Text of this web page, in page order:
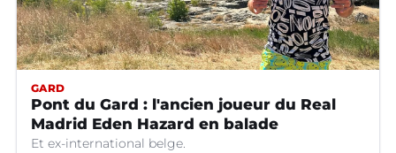
GARD
Pont du Gard : l'ancien joueur du Real
Madrid Eden Hazard en balade
Et ex-international belge.